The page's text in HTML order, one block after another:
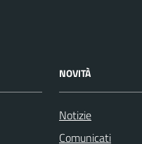
NOVITÀ
Notizie
Comunicati